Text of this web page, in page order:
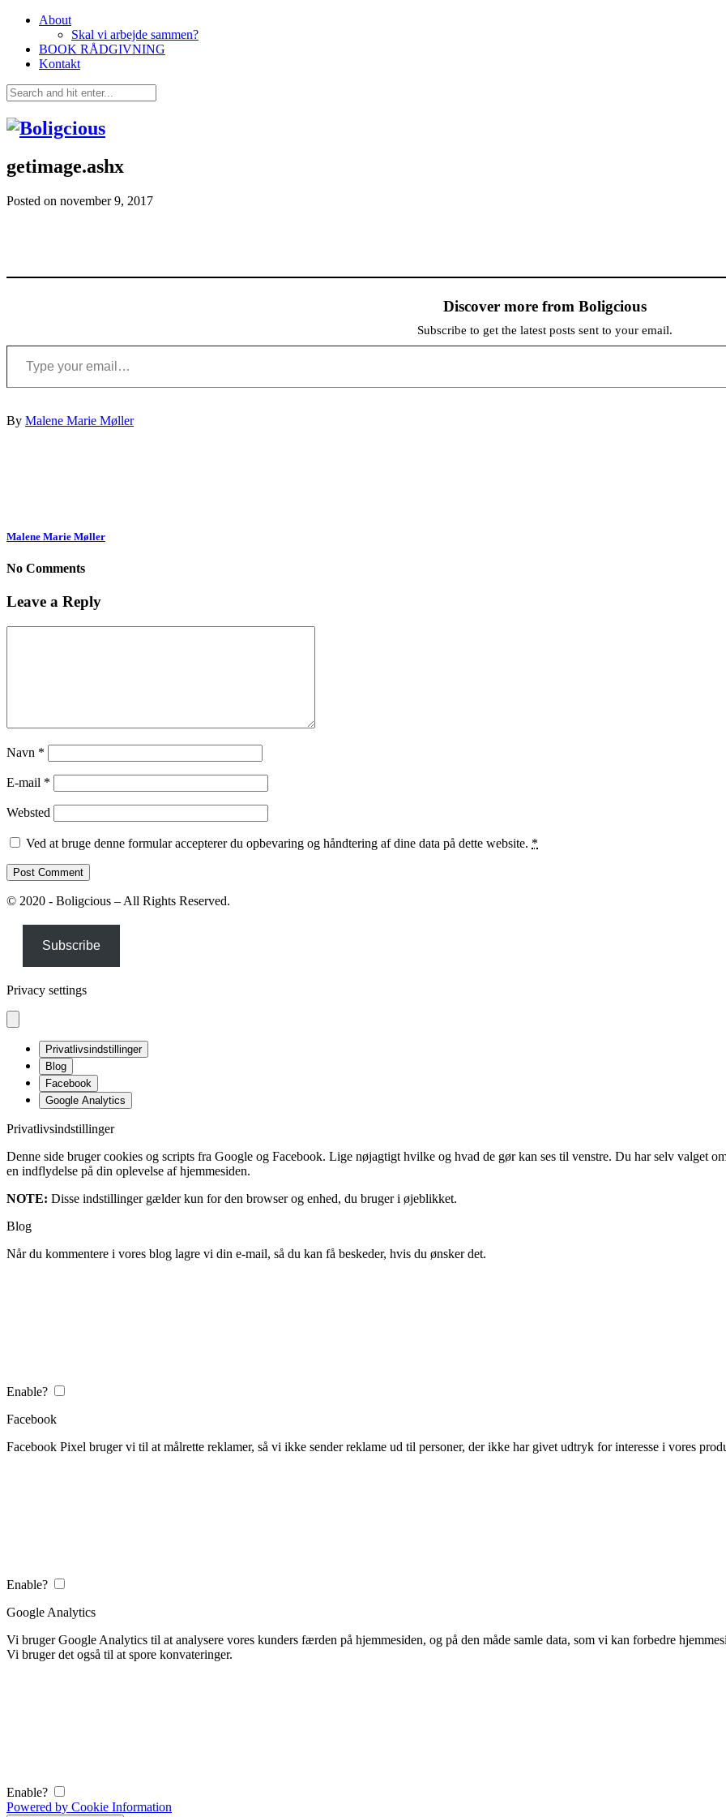
About
Skal vi arbejde sammen?
BOOK RÅDGIVNING
Kontakt
getimage.ashx
Posted on november 9, 2017
Discover more from Boligcious
Subscribe to get the latest posts sent to your email.
Type your email…
By Malene Marie Møller
Malene Marie Møller
No Comments
Leave a Reply
Navn *
E-mail *
Websted
Ved at bruge denne formular accepterer du opbevaring og håndtering af dine data på dette website. *
© 2020 - Boligcious – All Rights Reserved.
Subscribe
Privacy settings
Privatlivsindstillinger
Blog
Facebook
Google Analytics
Privatlivsindstillinger
Denne side bruger cookies og scripts fra Google og Facebook. Lige nøjagtigt hvilke og hvad de gør kan ses til venstre. Du har selv valget
en indflydelse på din oplevelse af hjemmesiden.
NOTE: Disse indstillinger gælder kun for den browser og enhed, du bruger i øjeblikket.
Blog
Når du kommentere i vores blog lagre vi din e-mail, så du kan få beskeder, hvis du ønsker det.
Enable?
Facebook
Facebook Pixel bruger vi til at målrette reklamer, så vi ikke sender reklame ud til personer, der ikke har givet udtryk for interesse i vores
Enable?
Google Analytics
Vi bruger Google Analytics til at analysere vores kunders færden på hjemmesiden, og på den måde samle data, som vi kan forbedre
Vi bruger det også til at spore konvateringer.
Enable?
Powered by Cookie Information